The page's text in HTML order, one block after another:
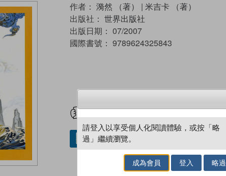
作者： 漪然 （著） | 米吉卡 （著）
出版社： 世界出版社
出版日期： 07/2007
國際書號： 9789624325843
借閱實體書
請登入以享受個人化閱讀體驗，或按「略
過」繼續瀏覽。
成為會員 登入 略過